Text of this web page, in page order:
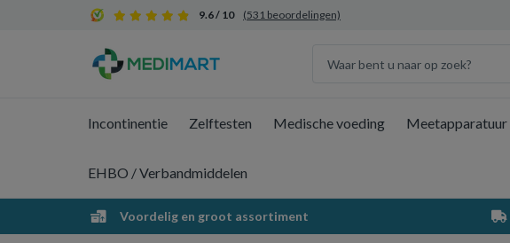
9.6 / 10 (531 beoordelingen)
Incontinentie Zelftesten Medische voeding Meetapparatuur
EHBO / Verbandmiddelen
Voordelig en groot assortiment